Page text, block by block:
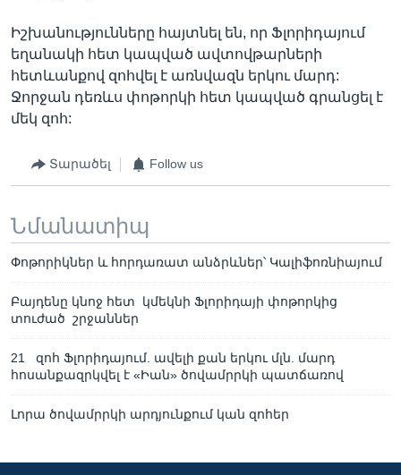
Իշխանությունները հայտնել են, որ Ֆլորիդայում
եղանակի հետ կապված ավտովթարների
հետևանքով զոհվել է առնվազն երկու մարդ:
Ջորջան դեռևս փոթորկի հետ կապված գրանցել է
մեկ զոհ:
Տարածել Follow us
Նմանատիպ
Փոթորիկներ և հորդառատ անձրևներ՝ Կալիֆոռնիայում
Բայդենը կնոջ հետ կմեկնի Ֆլորիդայի փոթորկից
տուժած շրջաններ
21 զոհ Ֆլորիդայում. ավելի քան երկու մլն. մարդ
հոսանքազրկվել է «Իան» ծովամրրկի պատճառով
Լորա ծովամրրկի արդյունքում կան զոհեր